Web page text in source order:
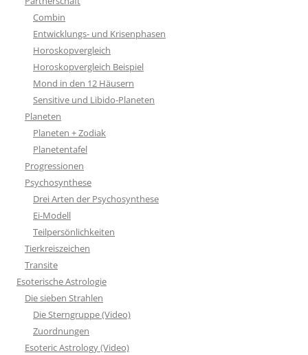
Combin
Entwicklungs- und Krisenphasen
Horoskopvergleich
Horoskopvergleich Beispiel
Mond in den 12 Häusern
Sensitive und Libido-Planeten
Planeten
Planeten + Zodiak
Planetentafel
Progressionen
Psychosynthese
Drei Arten der Psychosynthese
Ei-Modell
Teilpersönlichkeiten
Tierkreiszeichen
Transite
Esoterische Astrologie
Die sieben Strahlen
Die Sterngruppe (Video)
Zuordnungen
Esoteric Astrology (Video)